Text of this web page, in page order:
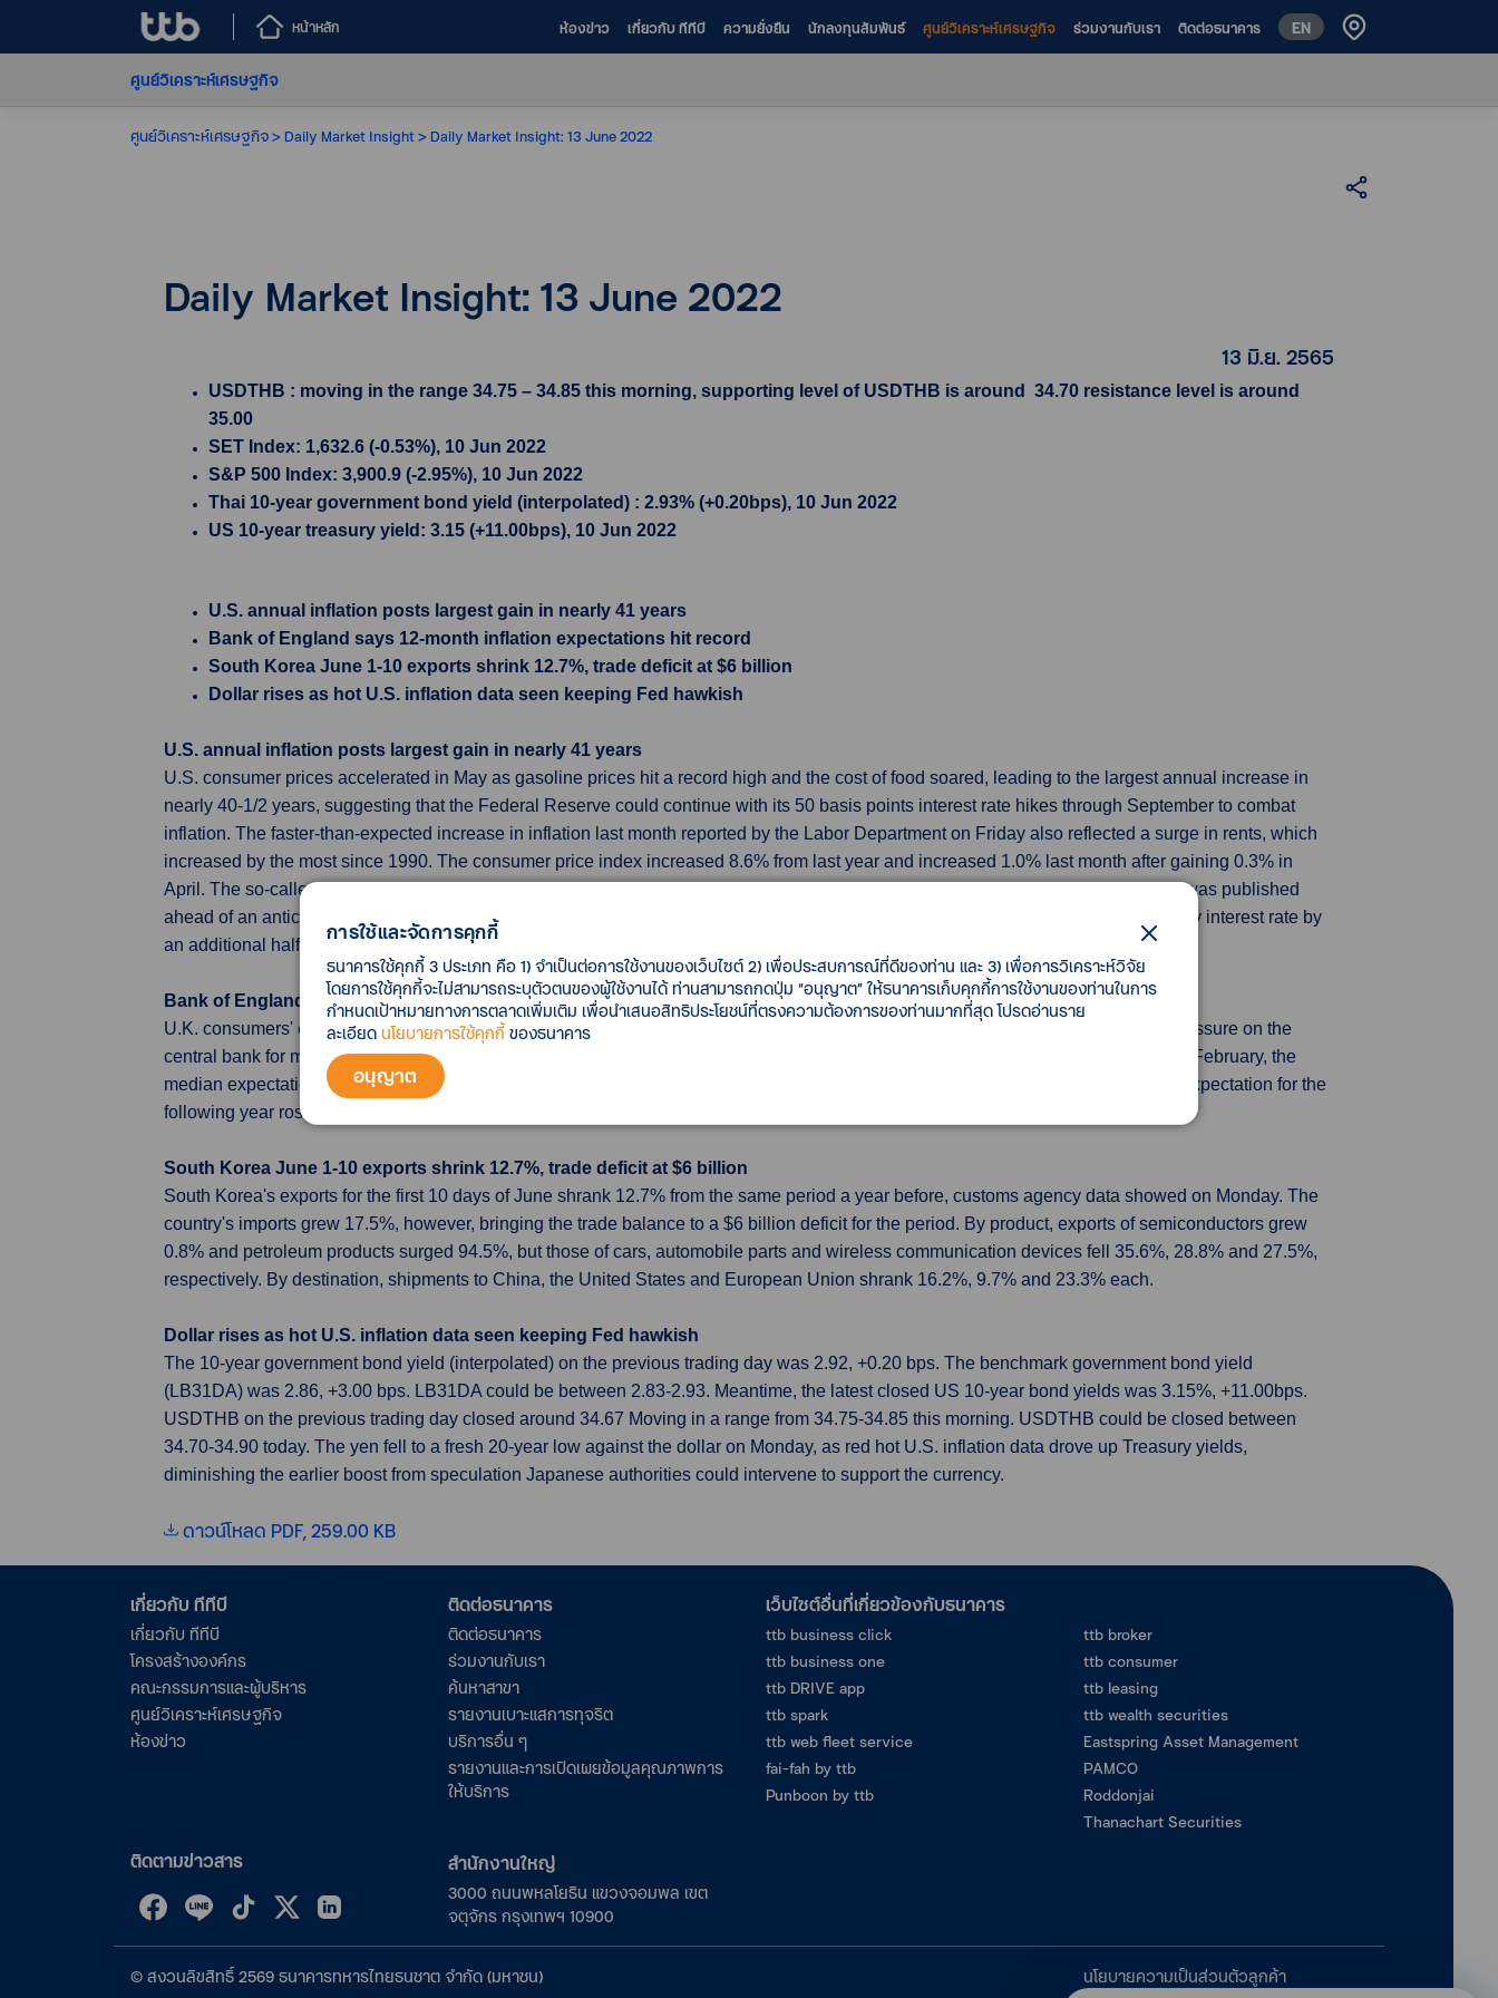
หน้าหลัก ห้องข่าว เกี่ยวกับ ทีทีบี ความยั่งยืน นักลงทุนสัมพันธ์ ศูนย์วิเคราะห์เศรษฐกิจ ร่วมงานกับเรา ติดต่อธนาคาร EN
ศูนย์วิเคราะห์เศรษฐกิจ
ศูนย์วิเคราะห์เศรษฐกิจ Daily Market Insight Daily Market Insight: 13 June 2022
Daily Market Insight: 13 June 2022
13 มิ.ย. 2565
USDTHB : moving in the range 34.75 – 34.85 this morning, supporting level of USDTHB is around 34.70 resistance level is around
35.00
SET Index: 1,632.6 (-0.53%), 10 Jun 2022
S&P 500 Index: 3,900.9 (-2.95%), 10 Jun 2022
Thai 10-year government bond yield (interpolated) : 2.93% (+0.20bps), 10 Jun 2022
US 10-year treasury yield: 3.15 (+11.00bps), 10 Jun 2022
U.S. annual inflation posts largest gain in nearly 41 years
Bank of England says 12-month inflation expectations hit record
South Korea June 1-10 exports shrink 12.7%, trade deficit at $6 billion
Dollar rises as hot U.S. inflation data seen keeping Fed hawkish
U.S. annual inflation posts largest gain in nearly 41 years
U.S. consumer prices accelerated in May as gasoline prices hit a record high and the cost of food soared, leading to the largest annual increase in
nearly 40-1/2 years, suggesting that the Federal Reserve could continue with its 50 basis points interest rate hikes through September to combat
inflation. The faster-than-expected increase in inflation last month reported by the Labor Department on Friday also reflected a surge in rents, which
increased by the most since 1990. The consumer price index increased 8.6% from last year and increased 1.0% last month after gaining 0.3% in
April. The so-called core CPI increased 6.0% in the 12-months through May. That followed a 6.2% rise in April. The inflation report was published
ahead of an anticipated second 50 basis points rate hike from the Fed this week. The U.S. central bank is expected to raise its policy interest rate by
an additional half a percentage point in July.
Bank of England says 12-month inflation expectations hit record
U.K. consumers' expectations for inflation are rising further and further away from the Bank of England's 2% target, adding to the pressure on the
central bank for more interest rate hikes. Expectations for inflation over the next 12 months rose to 4.6% in May. In the last survey in February, the
median expectation had only been 4.3%. Moreover, consumers expect inflation to stay higher above target for longer. The median expectation for the
following year rose to 3.4% in the previous survey, while the median expectation for the next five years rose to 3.5% from 3.3%.
South Korea June 1-10 exports shrink 12.7%, trade deficit at $6 billion
South Korea's exports for the first 10 days of June shrank 12.7% from the same period a year before, customs agency data showed on Monday. The
country's imports grew 17.5%, however, bringing the trade balance to a $6 billion deficit for the period. By product, exports of semiconductors grew
0.8% and petroleum products surged 94.5%, but those of cars, automobile parts and wireless communication devices fell 35.6%, 28.8% and 27.5%,
respectively. By destination, shipments to China, the United States and European Union shrank 16.2%, 9.7% and 23.3% each.
Dollar rises as hot U.S. inflation data seen keeping Fed hawkish
The 10-year government bond yield (interpolated) on the previous trading day was 2.92, +0.20 bps. The benchmark government bond yield
(LB31DA) was 2.86, +3.00 bps. LB31DA could be between 2.83-2.93. Meantime, the latest closed US 10-year bond yields was 3.15%, +11.00bps.
USDTHB on the previous trading day closed around 34.67 Moving in a range from 34.75-34.85 this morning. USDTHB could be closed between
34.70-34.90 today. The yen fell to a fresh 20-year low against the dollar on Monday, as red hot U.S. inflation data drove up Treasury yields,
diminishing the earlier boost from speculation Japanese authorities could intervene to support the currency.
ดาวน์โหลด PDF, 259.00 KB
การใช้และจัดการคุกกี้
ธนาคารใช้คุกกี้ 3 ประเภท คือ 1) จำเป็นต่อการใช้งานของเว็บไซต์ 2) เพื่อประสบการณ์ที่ดีของท่าน และ 3) เพื่อการวิเคราะห์วิจัย
โดยการใช้คุกกี้จะไม่สามารถระบุตัวตนของผู้ใช้งานได้ ท่านสามารถกดปุ่ม “อนุญาต” ให้ธนาคารเก็บคุกกี้การใช้งานของท่านในการ
กำหนดเป้าหมายทางการตลาดเพิ่มเติม เพื่อนำเสนอสิทธิประโยชน์ที่ตรงความต้องการของท่านมากที่สุด โปรดอ่านราย
ละเอียด นโยบายการใช้คุกกี้ของธนาคาร
อนุญาต
เกี่ยวกับ ทีทีบี
เกี่ยวกับ ทีทีบี
โครงสร้างองค์กร
คณะกรรมการและผู้บริหาร
ศูนย์วิเคราะห์เศรษฐกิจ
ห้องข่าว
ติดต่อธนาคาร
ติดต่อธนาคาร
ร่วมงานกับเรา
ค้นหาสาขา
รายงานเบาะแสการทุจริต
บริการอื่น ๆ
รายงานและการเปิดเผยข้อมูลคุณภาพการ
ให้บริการ
เว็บไซต์อื่นที่เกี่ยวข้องกับธนาคาร
ttb business click
ttb business one
ttb DRIVE app
ttb spark
ttb web fleet service
fai-fah by ttb
Punboon by ttb
ttb broker
ttb consumer
ttb leasing
ttb wealth securities
Eastspring Asset Management
PAMCO
Roddonjai
Thanachart Securities
ติดตามข่าวสาร สำนักงานใหญ่
3000 ถนนพหลโยธิน แขวงจอมพล เขต
จตุจักร กรุงเทพฯ 10900
©สงวนลิขสิทธิ์2569ธนาคารทหารไทยธนชาต จำกัด (มหาชน) นโยบายความเป็นส่วนตัวลูกค้า